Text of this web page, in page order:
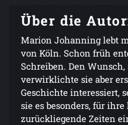
Über die
Marion Johanning lebt
von Köln. Schon früh
Schreiben. Den
verwirklichte sie aber
Geschichte interessiert,
sie es besonders, für
zurückliegende Zeiten